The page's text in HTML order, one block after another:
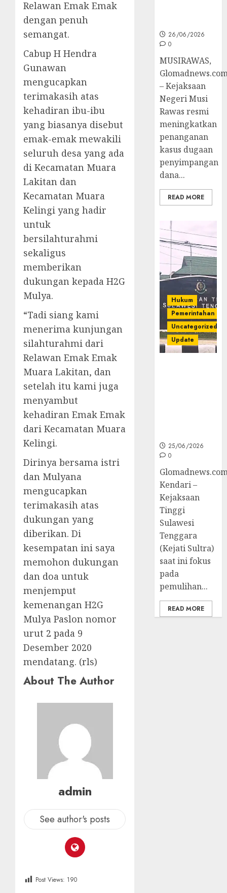
Relawan Emak Emak
dengan penuh
semangat.
Cabup H Hendra
Gunawan
mengucapkan
terimakasih atas
kehadiran ibu-ibu
yang biasanya disebut
emak-emak mewakili
seluruh desa yang ada
di Kecamatan Muara
Lakitan dan
Kecamatan Muara
Kelingi yang hadir
untuk
bersilahturahmi
sekaligus
memberikan
dukungan kepada H2G
Mulya.
“Tadi siang kami
menerima kunjungan
silahturahmi dari
Relawan Emak Emak
Muara Lakitan, dan
setelah itu kami juga
menyambut
kehadiran Emak Emak
dari Kecamatan Muara
Kelingi.
Dirinya bersama istri
dan Mulyana
mengucapkan
terimakasih atas
dukungan yang
diberikan. Di
kesempatan ini saya
memohon dukungan
dan doa untuk
menjemput
kemenangan H2G
Mulya Paslon nomor
urut 2 pada 9
Desember 2020
mendatang. (rls)
About The Author
admin
See author's posts
Post Views: 190
26/06/2026
0
MUSIRAWAS,
– Kejaksaan
Negeri Musi
Rawas resmi
meningkatkan
penanganan
kasus dugaan
penyimpangan
dana...
READ MORE
Hukum
Pemerintahan
Uncategorized
Update
25/06/2026
0
Kendari –
Kejaksaan
Tinggi
Sulawesi
Tenggara
(Kejati Sultra)
saat ini fokus
pada
pemulihan...
READ MORE